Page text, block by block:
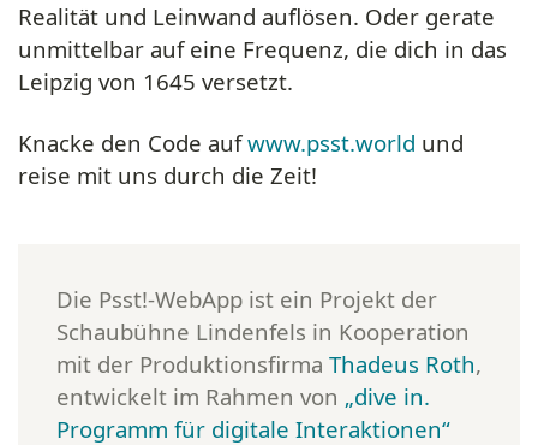
Realität und Leinwand auflösen. Oder gerate
unmittelbar auf eine Frequenz, die dich in das
Leipzig von 1645 versetzt.
Knacke den Code aufwww.psst.world und
reise mit uns durch die Zeit!
Die Psst!-WebApp ist ein Projekt der
Schaubühne Lindenfels in Kooperation
mit der Produktionsfirma Thadeus Roth,
entwickelt im Rahmen von „dive in.
Programm für digitale Interaktionen“